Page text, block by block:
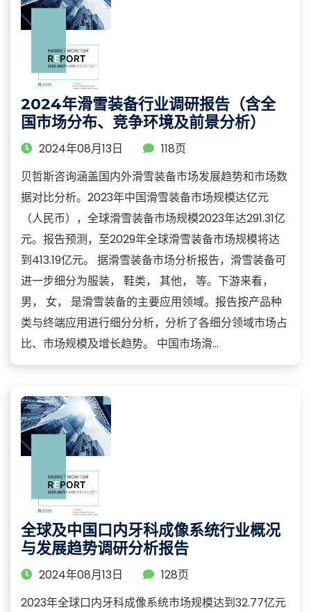
2024年滑雪装备行业调研报告（含全
国市场分布、竞争环境及前景分析）
2024年08月13日
118页
贝哲斯咨询涵盖国内外滑雪装备市场发展趋势和市场数
据对比分析。2023年中国滑雪装备市场规模达亿元
（人民币），全球滑雪装备市场规模2023年达291.31亿
元。报告预测，至2029年全球滑雪装备市场规模将达
到413.19亿元。 据滑雪装备市场分析报告，滑雪装备可
进一步细分为服装， 鞋类， 其他， 等。下游来看，
男， 女， 是滑雪装备的主要应用领域。报告按产品种
类与终端应用进行细分分析，分析了各细分领域市场占
比、市场规模及增长趋势。 中国市场滑...
全球及中国口内牙科成像系统行业概况
与发展趋势调研分析报告
2024年08月13日
128页
2023年全球口内牙科成像系统市场规模达到32.77亿元